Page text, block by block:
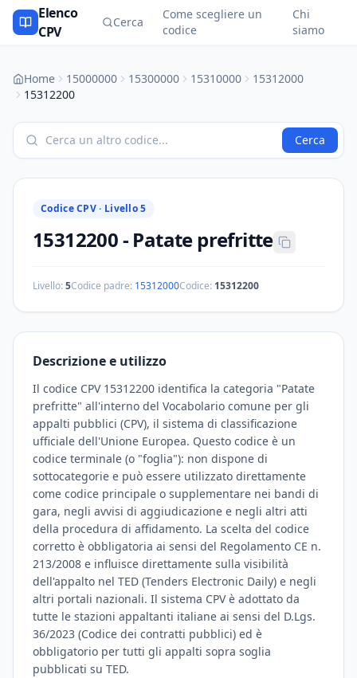
Elenco
CPV
Cerca
Come scegliere un
codice
Chi
siamo
Home 15000000 15300000 15310000
15312000
15312200
Cerca
Codice CPV · Livello 5
15312200- Patate prefritte
Livello:5Codice padre: 15312000Codice: 15312200
Descrizione e utilizzo
Il codice CPV 15312200 identifica la categoria "Patate
prefritte" all'interno del Vocabolario comune per gli
appalti pubblici (CPV), il sistema di classificazione
ufficiale dell'Unione Europea. Questo codice è un
codice terminale (o "foglia"): non dispone di
sottocategorie e può essere utilizzato direttamente
come codice principale o supplementare nei bandi di
gara, negli avvisi di aggiudicazione e negli altri atti
della procedura di affidamento. La scelta del codice
corretto è obbligatoria ai sensi del Regolamento CE n.
213/2008 e influisce direttamente sulla visibilità
dell'appalto nel TED (Tenders Electronic Daily) e negli
altri portali nazionali. Il sistema CPV è adottato da
tutte le stazioni appaltanti italiane ai sensi del D.Lgs.
36/2023 (Codice dei contratti pubblici) ed è
obbligatorio per tutti gli appalti sopra soglia
pubblicati su TED.